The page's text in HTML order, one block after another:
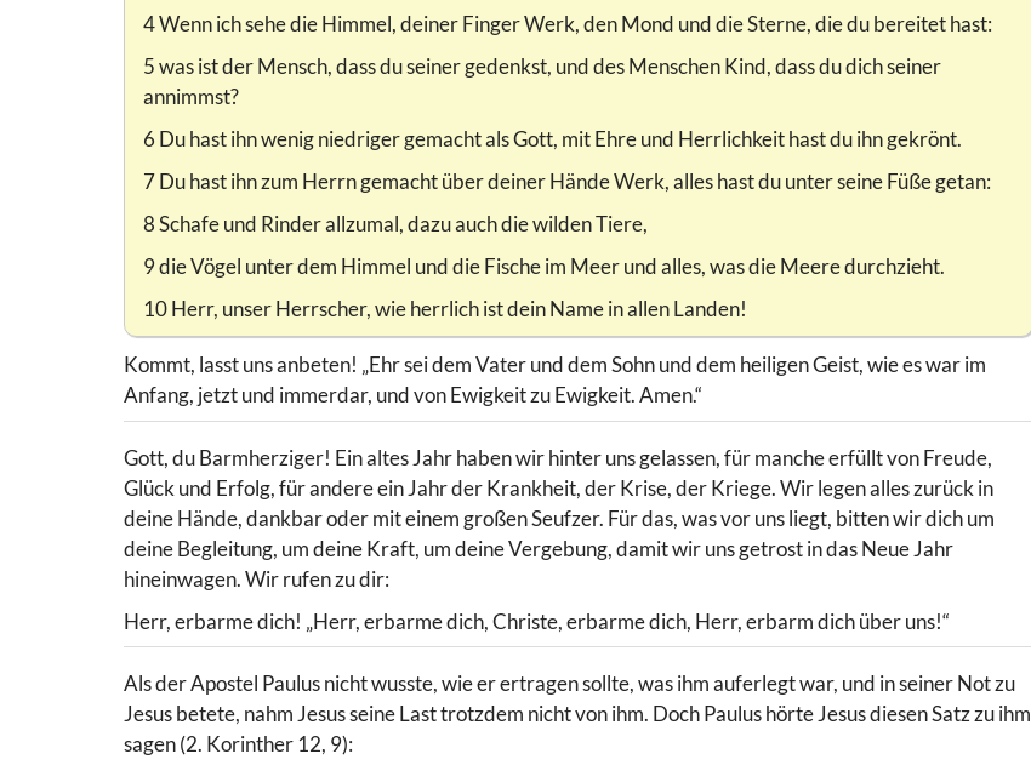
4 Wenn ich sehe die Himmel, deiner Finger Werk, den Mond und die Sterne, die du bereitet hast:
5 was ist der Mensch, dass du seiner gedenkst, und des Menschen Kind, dass du dich seiner
annimmst?
6 Du hast ihn wenig niedriger gemacht als Gott, mit Ehre und Herrlichkeit hast du ihn gekrönt.
7 Du hast ihn zum Herrn gemacht über deiner Hände Werk, alles hast du unter seine Füße getan:
8 Schafe und Rinder allzumal, dazu auch die wilden Tiere,
9 die Vögel unter dem Himmel und die Fische im Meer und alles, was die Meere durchzieht.
10 Herr, unser Herrscher, wie herrlich ist dein Name in allen Landen!
Kommt, lasst uns anbeten! „Ehr sei dem Vater und dem Sohn und dem heiligen Geist, wie es war im
Anfang, jetzt und immerdar, und von Ewigkeit zu Ewigkeit. Amen.“
Gott, du Barmherziger! Ein altes Jahr haben wir hinter uns gelassen, für manche erfüllt von Freude,
Glück und Erfolg, für andere ein Jahr der Krankheit, der Krise, der Kriege. Wir legen alles zurück in
deine Hände, dankbar oder mit einem großen Seufzer. Für das, was vor uns liegt, bitten wir dich um
deine Begleitung, um deine Kraft, um deine Vergebung, damit wir uns getrost in das Neue Jahr
hineinwagen. Wir rufen zu dir:
Herr, erbarme dich! „Herr, erbarme dich, Christe, erbarme dich, Herr, erbarm dich über uns!“
Als der Apostel Paulus nicht wusste, wie er ertragen sollte, was ihm auferlegt war, und in seiner Not zu
Jesus betete, nahm Jesus seine Last trotzdem nicht von ihm. Doch Paulus hörte Jesus diesen Satz zu ihm
sagen (2. Korinther 12, 9):